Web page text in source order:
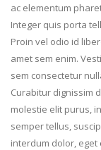
ac elementum
Integer quis porta
Proin vel odio id
amet sem enim.
sem consectetur
Curabitur dignissim
molestie elit purus,
semper tellus,
interdum dolor, eget